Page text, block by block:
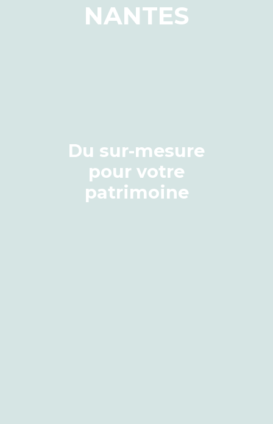
NANTES
Du sur-mesure
pour votre
patrimoine